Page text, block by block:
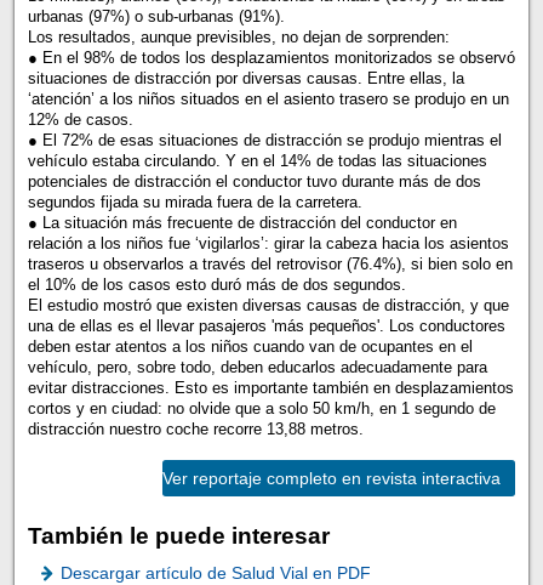
urbanas (97%) o sub-urbanas (91%).
Los resultados, aunque previsibles, no dejan de sorprenden:
● En el 98% de todos los desplazamientos monitorizados se observó
situaciones de distracción por diversas causas. Entre ellas, la
‘atención’ a los niños situados en el asiento trasero se produjo en un
12% de casos.
● El 72% de esas situaciones de distracción se produjo mientras el
vehículo estaba circulando. Y en el 14% de todas las situaciones
potenciales de distracción el conductor tuvo durante más de dos
segundos fijada su mirada fuera de la carretera.
● La situación más frecuente de distracción del conductor en
relación a los niños fue ‘vigilarlos’: girar la cabeza hacia los asientos
traseros u observarlos a través del retrovisor (76.4%), si bien solo en
el 10% de los casos esto duró más de dos segundos.
El estudio mostró que existen diversas causas de distracción, y que
una de ellas es el llevar pasajeros 'más pequeños'. Los conductores
deben estar atentos a los niños cuando van de ocupantes en el
vehículo, pero, sobre todo, deben educarlos adecuadamente para
evitar distracciones. Esto es importante también en desplazamientos
cortos y en ciudad: no olvide que a solo 50 km/h, en 1 segundo de
distracción nuestro coche recorre 13,88 metros.
Ver reportaje completo en revista interactiva
También le puede interesar
Descargar artículo de Salud Vial en PDF